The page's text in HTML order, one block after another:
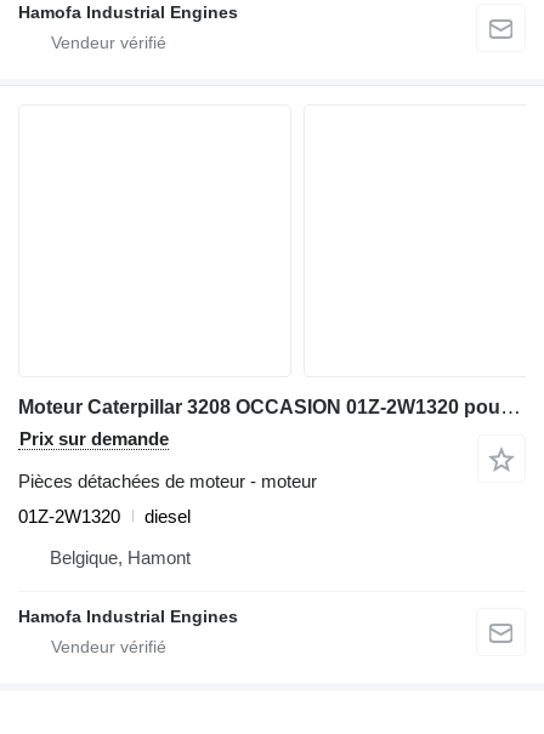
Hamofa Industrial Engines
Moteur Caterpillar 3208 OCCASION 01Z-2W1320 pour matériel de TP
Prix sur demande
Pièces détachées de moteur - moteur
01Z-2W1320
diesel
Belgique, Hamont
Hamofa Industrial Engines